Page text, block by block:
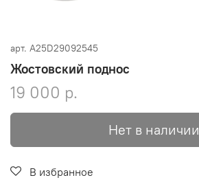
арт. A25D29092545
Жостовский поднос
19 000 р.
Нет в наличии
В избранное